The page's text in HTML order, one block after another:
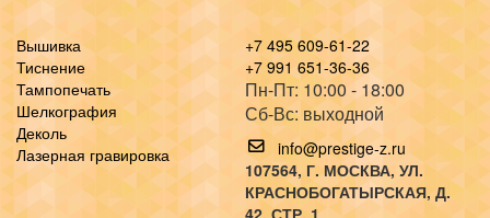
Вышивка
Тиснение
Тампопечать
Шелкография
Деколь
Лазерная гравировка
+7 495 609-61-22
+7 991 651-36-36
Пн-Пт: 10:00 - 18:00
Сб-Вс: выходной
info@prestige-z.ru
107564, Г. МОСКВА, УЛ.
КРАСНОБОГАТЫРСКАЯ, Д.
42, СТР. 1